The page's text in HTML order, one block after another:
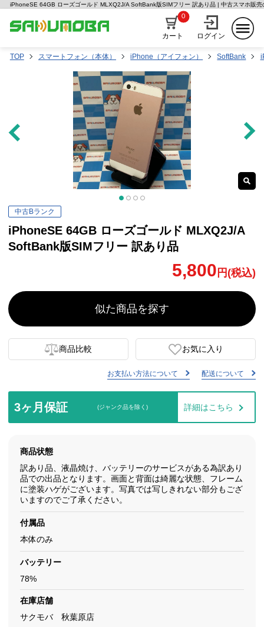
iPhoneSE 64GB ローズゴールド MLXQ2J/A SoftBank版SIMフリー 訳あり品 | 中古スマホ販売
カート
0
ログイン
TOP スマートフォン（本体） iPhone（アイフォン） SoftBank
中古Bランク
iPhoneSE 64GB ローズゴールド MLXQ2J/A
SoftBank版SIMフリー 訳あり品
5,800 円(税込)
似た商品を探す
商品比較 お気に入り
お支払い方法について 配送について
3ヶ月保証 (ジャンク品を除く) 詳細はこちら
商品状態
訳あり品、液晶焼け、バッテリーのサービスがある為訳あり
品での出品となります。画面と背面は綺麗な状態、フレーム
に塗装ハゲがございます。写真では写しきれない部分もござ
いますのでご了承ください。
付属品
本体のみ
バッテリー
78%
在庫店舗
サクモバ 秋葉原店